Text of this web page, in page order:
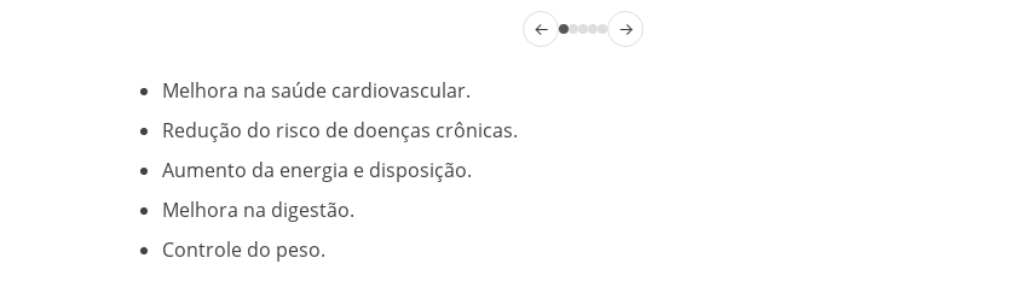
← →
Melhora na saúde cardiovascular.
Redução do risco de doenças crônicas.
Aumento da energia e disposição.
Melhora na digestão.
Controle do peso.